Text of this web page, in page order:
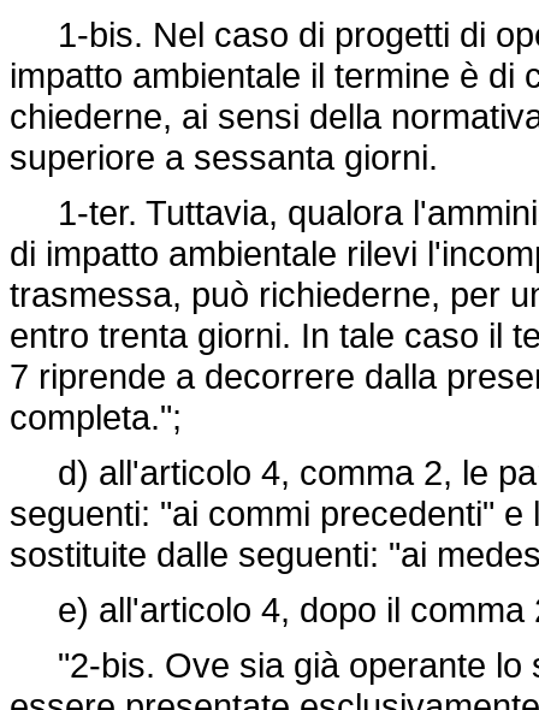
1-bis. Nel caso di progetti di
impatto ambientale il termine è di
chiederne, ai sensi della
superiore a sessanta giorni.
1-ter. Tuttavia, qualora
di impatto ambientale rilevi
trasmessa, può richiederne, per
entro trenta giorni. In tale caso il
7 riprende a decorrere dalla
completa.";
d) all'articolo 4, comma 2, le
seguenti: "ai commi precedenti"
sostituite dalle seguenti: "ai
e) all'articolo 4, dopo il comma
"2-bis. Ove sia già operante lo